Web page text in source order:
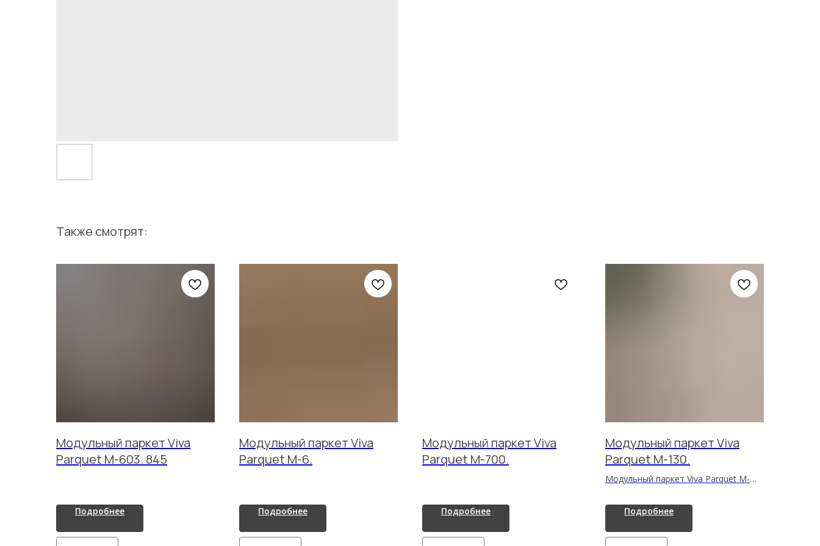
Также смотрят:
Модульный паркет Viva
Parquet M-603. 845
Подробнее
Модульный паркет Viva
Parquet M-6.
Подробнее
Модульный паркет Viva
Parquet M-700.
Подробнее
Модульный паркет Viva
Parquet M-130.
Модульный паркет Viva Parquet M-
напольное покрытие с
выразительной текстурой
древесины, высокой
износостойкостью и простой
Подробнее